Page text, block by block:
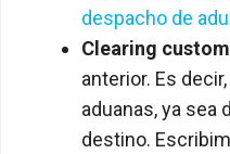
despacho de
Clearing
anterior. Es
aduanas, ya sea
destino.